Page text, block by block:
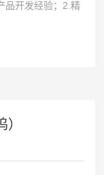
品开发经验；2.精